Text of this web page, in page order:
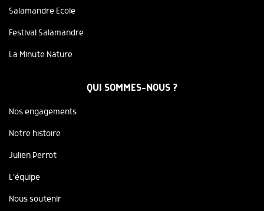
Salamandre Ecole
Festival Salamandre
La Minute Nature
QUI SOMMES-NOUS ?
Nos engagements
Notre histoire
Julien Perrot
L'équipe
Nous soutenir